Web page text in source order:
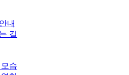
내
길
습